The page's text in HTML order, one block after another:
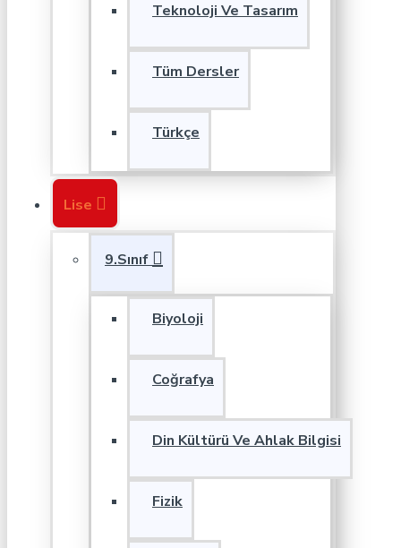
Teknoloji Ve Tasarım
Tüm Dersler
Türkçe
Lise
9.Sınıf
Biyoloji
Coğrafya
Din Kültürü Ve Ahlak Bilgisi
Fizik